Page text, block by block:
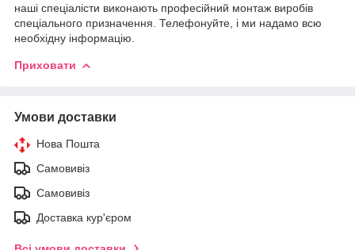
наші спеціалісти виконають професійний монтаж виробів
спеціального призначення. Телефонуйте, і ми надамо всю
необхідну інформацію.
Приховати
Умови доставки
Нова Пошта
Самовивіз
Самовивіз
Доставка кур'єром